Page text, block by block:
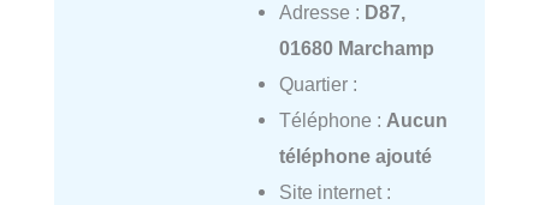
Adresse : D87,
01680 Marchamp
Quartier :
Téléphone : Aucun
téléphone ajouté
Site internet :